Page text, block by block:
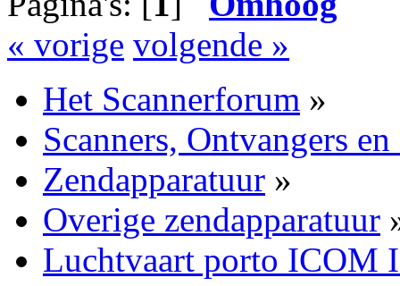
« vorige volgende »
Het Scannerforum »
Scanners, Ontvangers
Zendapparatuur »
Overige zendapparatuur
Luchtvaart porto ICOM